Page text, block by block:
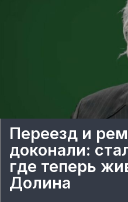
Переезд и
доконали:
где теперь
Долина